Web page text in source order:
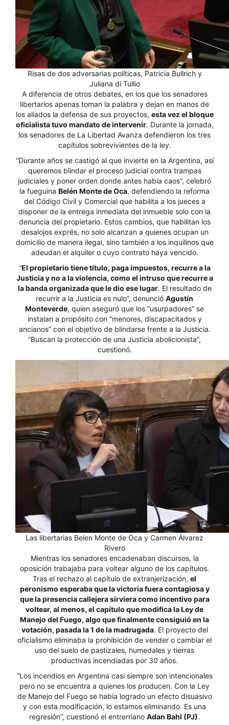
Risas de dos adversarias políticas, Patricia Bullrich y
Juliana di Tullio
A diferencia de otros debates, en los que los senadores
libertarios apenas toman la palabra y dejan en manos de
los aliados la defensa de sus proyectos, esta vez el bloque
oficialista tuvo mandato de intervenir. Durante la jornada,
los senadores de La Libertad Avanza defendieron los tres
capítulos sobrevivientes de la ley.
“Durante años se castigó al que invierte en la Argentina, así
queremos blindar el proceso judicial contra trampas
judiciales y poner orden donde antes había caos”, celebró
la fueguina Belén Monte de Oca, defendiendo la reforma
del Código Civil y Comercial que habilita a los jueces a
disponer de la entrega inmediata del inmueble solo con la
denuncia del propietario. Estos cambios, que habilitan los
desalojos exprés, no solo alcanzan a quienes ocupan un
domicilio de manera ilegal, sino también a los inquilinos que
adeudan el alquiler o cuyo contrato haya vencido.
“El propietario tiene título, paga impuestos, recurre a la
Justicia y no a la violencia, como el intruso que recurre a
la banda organizada que le dio ese lugar. El resultado de
recurrir a la Justicia es nulo”, denunció Agustín
Monteverde, quien aseguró que los “usurpadores” se
instalan a propósito con “menores, discapacitados y
ancianos” con el objetivo de blindarse frente a la Justicia.
“Buscan la protección de una Justicia abolicionista”,
cuestionó.
Las libertarias Belen Monte de Oca y Carmen Álvarez
Rivero
Mientras los senadores encadenaban discursos, la
oposición trabajaba para voltear alguno de los capítulos.
Tras el rechazo al capítulo de extranjerización, el
peronismo esperaba que la victoria fuera contagiosa y
que la presencia callejera sirviera como incentivo para
voltear, al menos, el capítulo que modifica la Ley de
Manejo del Fuego, algo que finalmente consiguió en la
votación, pasada la 1 de la madrugada. El proyecto del
oficialismo eliminaba la prohibición de vender o cambiar el
uso del suelo de pastizales, humedales y tierras
productivas incendiadas por 30 años.
“Los incendios en Argentina casi siempre son intencionales
pero no se encuentra a quienes los producen. Con la Ley
de Manejo del Fuego se había logrado un efecto disuasivo
y con esta modificación, lo estamos eliminando. Es una
regresión”, cuestionó el entrerriano Adan Bahl (PJ).